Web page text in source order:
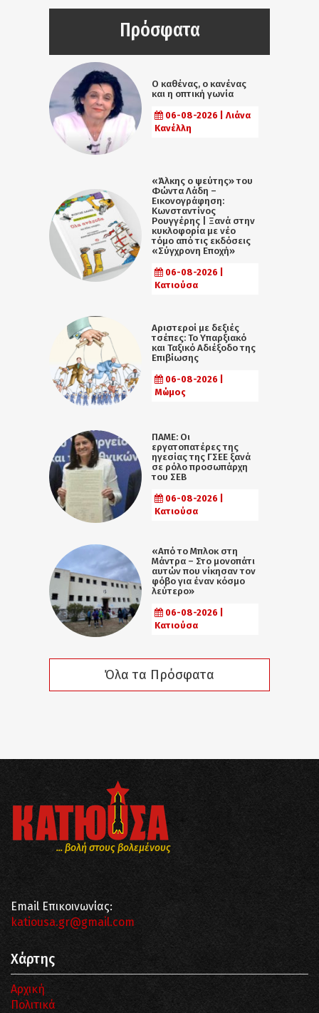
Πρόσφατα
Ο καθένας, ο κανένας
και η οπτική γωνία
06-08-2026 | Λιάνα
Κανέλλη
«Άλκης ο ψεύτης» του
Φώντα Λάδη –
Εικονογράφηση:
Κωνσταντίνος
Ρουγγέρης | Ξανά στην
κυκλοφορία με νέο
τόμο από τις εκδόσεις
«Σύγχρονη Εποχή»
06-08-2026 |
Κατιούσα
Αριστεροί με δεξιές
τσέπες: Το Υπαρξιακό
και Ταξικό Αδιέξοδο της
Επιβίωσης
06-08-2026 |
Μώμος
ΠΑΜΕ: Οι
εργατοπατέρες της
ηγεσίας της ΓΣΕΕ ξανά
σε ρόλο προσωπάρχη
του ΣΕΒ
06-08-2026 |
Κατιούσα
«Από το Μπλοκ στη
Μάντρα – Στο μονοπάτι
αυτών που νίκησαν τον
φόβο για έναν κόσμο
λεύτερο»
06-08-2026 |
Κατιούσα
Όλα τα Πρόσφατα
... βολή στους βολεμένους
Email Επικοινωνίας:
katiousa.gr@gmail.com
Χάρτης
Αρχική
Πολιτικά